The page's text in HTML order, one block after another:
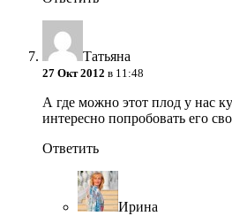
Татьяна
27 Окт 2012 в 11:48
А где можно этот плод у нас
интересно попробовать его
Ответить
Ирина